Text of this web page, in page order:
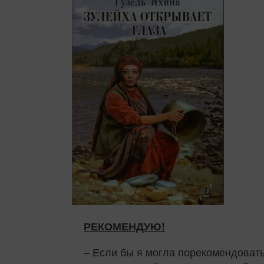
РЕКОМЕНДУЮ!
– Если бы я могла